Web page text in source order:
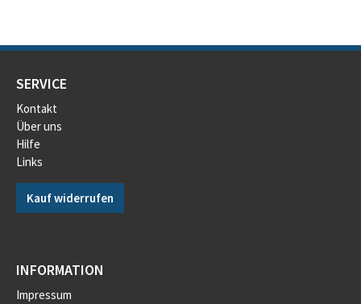
SERVICE
Kontakt
Über uns
Hilfe
Links
Kauf widerrufen
INFORMATION
Impressum